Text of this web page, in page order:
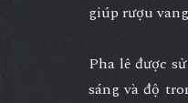
giúp rượu
Pha lê được
sáng và độ